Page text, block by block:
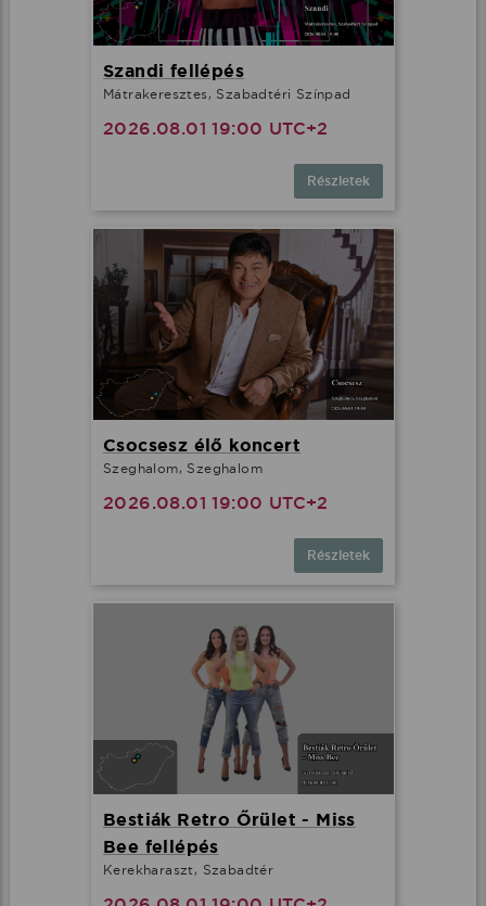
Szandi fellépés
Mátrakeresztes, Szabadtéri Színpad
2026.08.01 19:00 UTC+2
Részletek
Csocsesz élő koncert
Szeghalom, Szeghalom
2026.08.01 19:00 UTC+2
Részletek
Bestiák Retro Őrület - Miss
Bee fellépés
Kerekharaszt, Szabadtér